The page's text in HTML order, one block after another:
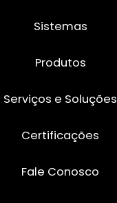
Sistemas
Produtos
Serviços e Soluções
Certificações
Fale Conosco